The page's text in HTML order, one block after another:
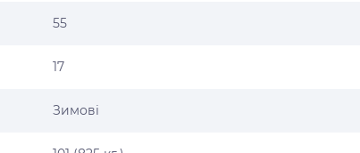
55
17
Зимові